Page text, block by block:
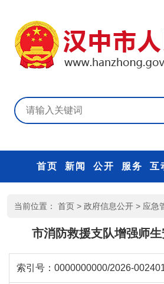
首页 新闻 公开 服务 互
当前位置： 首页 > 政府信息公开 > 应急
市消防救援支队增强师
索引号： 0000000000/2026-